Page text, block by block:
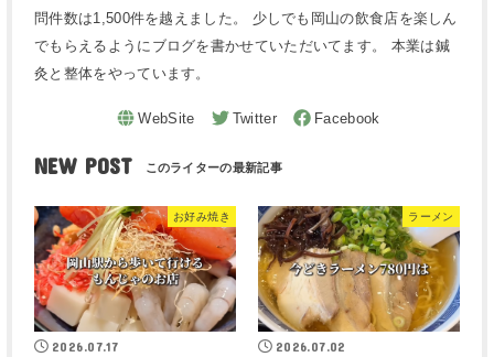
問件数は1,500件を越えました。 少しでも岡山の飲食店を楽しん
でもらえるようにブログを書かせていただいてます。 本業は鍼
灸と整体をやっています。
NEW POST
お好み焼き
2026.07.17
ラーメン
2026.07.02